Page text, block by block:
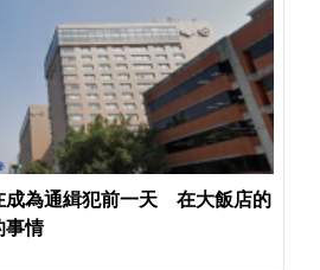
成為通緝犯前一天 在大飯店的
事情